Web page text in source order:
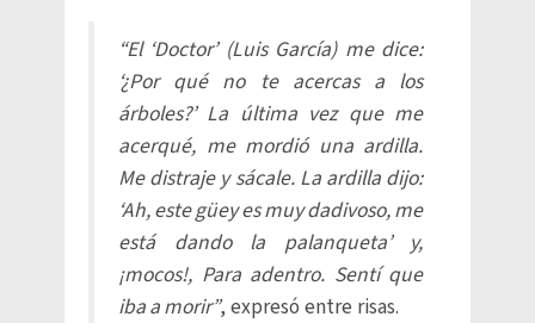
“El ‘Doctor’ (Luis García) me dice:
‘¿Por qué no te acercas a los
árboles?’ La última vez que me
acerqué, me mordió una ardilla.
Me distraje y sácale. La ardilla dijo:
‘Ah, este güey es muy dadivoso, me
está dando la palanqueta’ y,
¡mocos!, Para adentro. Sentí que
iba a morir”, expresó entre risas.